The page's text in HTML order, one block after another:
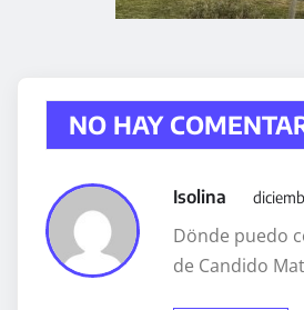
NO HAY
Isolina
Dönde puedo
de Candido